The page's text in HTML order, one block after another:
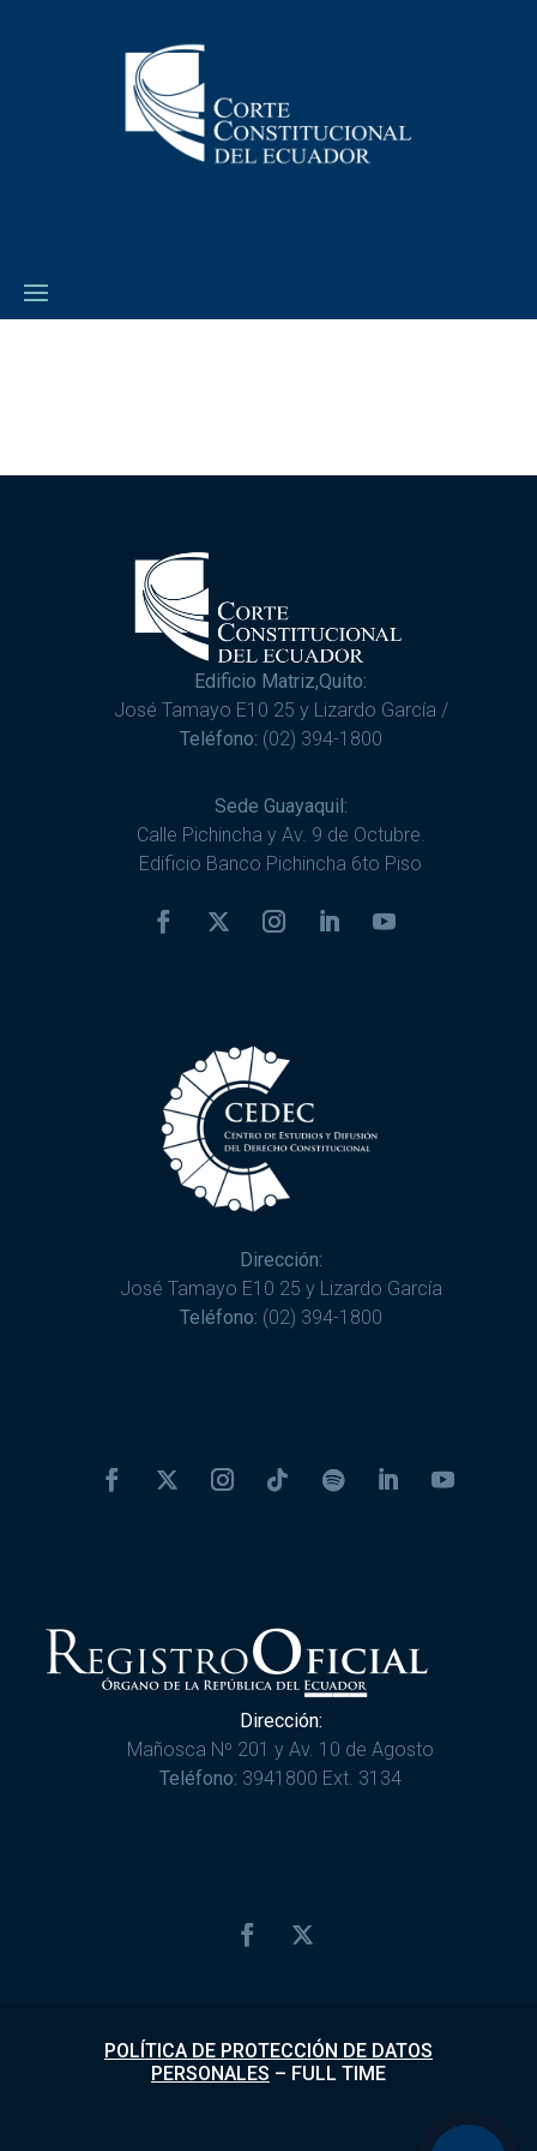
Edificio Matriz,Quito:
José Tamayo E10 25 y Lizardo García /
Teléfono: (02) 394-1800
Sede Guayaquil:
Calle Pichincha y Av. 9 de Octubre.
Edificio Banco Pichincha 6to Piso
Dirección:
José Tamayo E10 25 y Lizardo García
Teléfono: (02) 394-1800
Dirección:
Mañosca Nº 201 y Av. 10 de Agosto
Teléfono: 3941800 Ext. 3134
POLÍTICA DE PROTECCIÓN DE DATOS
PERSONALES – FULL TIME